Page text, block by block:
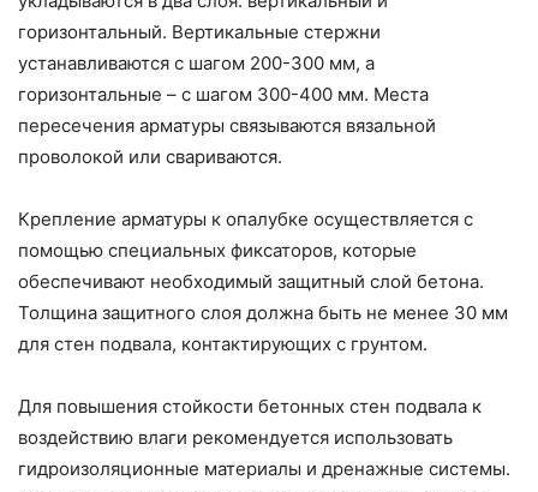
горизонтальный. Вертикальные стержни
устанавливаются с шагом 200-300 мм, а
горизонтальные – с шагом 300-400 мм. Места
пересечения арматуры связываются вязальной
проволокой или свариваются.
Крепление арматуры к опалубке осуществляется с
помощью специальных фиксаторов, которые
обеспечивают необходимый защитный слой бетона.
Толщина защитного слоя должна быть не менее 30 мм
для стен подвала, контактирующих с грунтом.
Для повышения стойкости бетонных стен подвала к
воздействию влаги рекомендуется использовать
гидроизоляционные материалы и дренажные системы.